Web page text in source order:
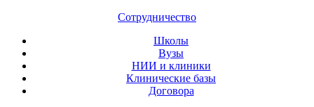
Сотрудничество
Школы
Вузы
НИИ и клиники
Клинические базы
Договора